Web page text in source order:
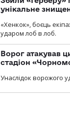
унікальне
«Хенкок», боєць
ударом лоб в лоб.
Ворог атакував
стадіон
Унаслідок ворожого